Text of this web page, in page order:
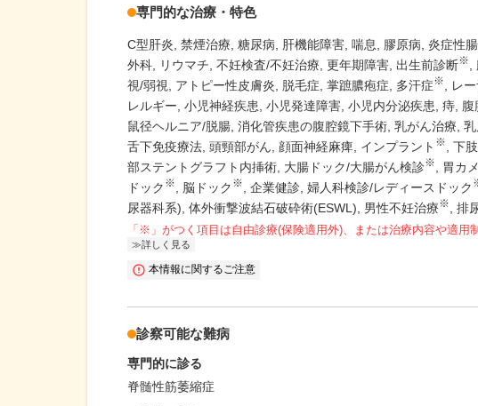
専門的な治療・特色
C型肝炎 禁煙治療 糖尿病 肝機能障害 喘息 膠原病 炎症性
外科
リウマチ 不妊検査/不妊治療 更年期障害 出生前診断※
視/弱視
アトピー性皮膚炎 脱毛症 掌蹠膿疱症 多汗症※ レ
レルギー 小児神経疾患 小児発達障害 小児内分泌疾患 痔 腹
鼠径ヘルニア/脱腸 消化管疾患の腹腔鏡下手術 乳がん治療
舌下免疫療法 頭頸部がん 顔面神経麻痺 インプラント ※ 下
部ステントグラフト内挿術 大腸ドック/大腸がん検診※ 胃カ
ドック ※ 脳ドック ※ 企業健診 婦人科検診/レディースドック
尿器科系) 体外衝撃波結石破砕術(ESWL) 男性不妊治療※ 排
「※」がつく項目は自由診療(保険適用外)、または治療内容や適用
詳しく見る
本情報に関するご注意
診察可能な難病
専門的に診る
脊髄性筋萎縮症